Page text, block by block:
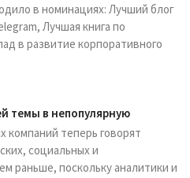
в номинациях: Лучший блог
Лучшая книга по
в развитие корпоративного
темы в непопулярную
компаний теперь говорят
социальных и
раньше, поскольку аналитики и